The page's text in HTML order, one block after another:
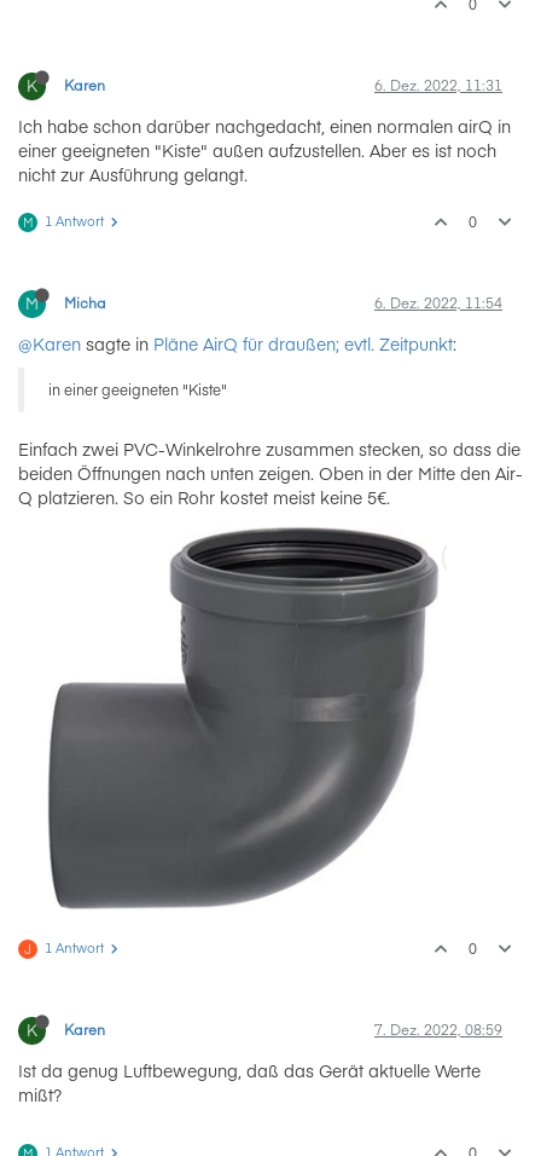
K Karen 6. Dez. 2022, 11:31
Ich habe schon darüber nachgedacht, einen normalen airQ in
einer geeigneten "Kiste" außen aufzustellen. Aber es ist noch
nicht zur Ausführung gelangt.
M 1 Antwort 0
M Micha 6. Dez. 2022, 11:54
@Karen sagte in Pläne AirQ für draußen; evtl. Zeitpunkt:
in einer geeigneten "Kiste"
Einfach zwei PVC-Winkelrohre zusammen stecken, so dass die
beiden Öffnungen nach unten zeigen. Oben in der Mitte den Air-
Q platzieren. So ein Rohr kostet meist keine 5€.
J 1 Antwort 0
K Karen 7. Dez. 2022, 08:59
Ist da genug Luftbewegung, daß das Gerät aktuelle Werte
mißt?
1 Antwort